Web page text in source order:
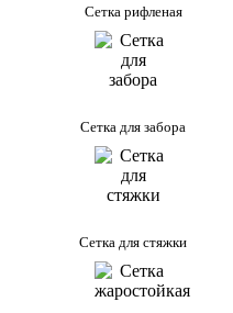
Сетка рифленая
Сетка для забора
Сетка для стяжки